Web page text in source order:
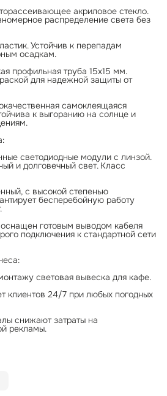
акриловое стекло.
распределение света без
Устойчив к перепадам
осадкам.
профильная труба 15х15 мм.
для надежной защиты от
самоклеящаяся
к выгоранию на солнце и
светодиодные модули с линзой.
и долговечный свет. Класс
с высокой степенью
бесперебойную работу
готовым выводом кабеля
подключения к стандартной сети
световая вывеска для кафе.
клиентов 24/7 при любых погодных
снижают затраты на
рекламы.